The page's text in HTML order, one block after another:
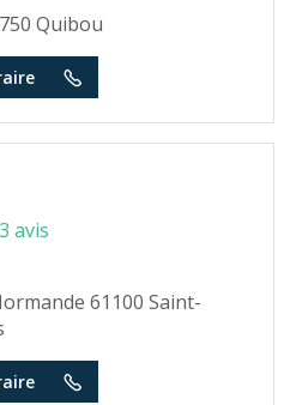
Quibou
avis
61100 Saint-